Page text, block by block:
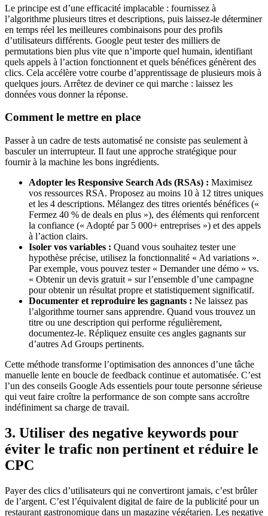
Le principe est d’une efficacité implacable : fournissez à
l’algorithme plusieurs titres et descriptions, puis laissez-le déterminer
en temps réel les meilleures combinaisons pour des profils
d’utilisateurs différents. Google peut tester des milliers de
permutations bien plus vite que n’importe quel humain, identifiant
quels appels à l’action fonctionnent et quels bénéfices génèrent des
clics. Cela accélère votre courbe d’apprentissage de plusieurs mois à
quelques jours. Arrêtez de deviner ce qui marche : laissez les
données vous donner la réponse.
Comment le mettre en place
Passer à un cadre de tests automatisé ne consiste pas seulement à
basculer un interrupteur. Il faut une approche stratégique pour
fournir à la machine les bons ingrédients.
Adopter les Responsive Search Ads (RSAs) : Maximisez
vos ressources RSA. Proposez au moins 10 à 12 titres uniques
et les 4 descriptions. Mélangez des titres orientés bénéfices («
Fermez 40 % de deals en plus »), des éléments qui renforcent
la confiance (« Adopté par 5 000+ entreprises ») et des appels
à l’action clairs.
Isoler vos variables : Quand vous souhaitez tester une
hypothèse précise, utilisez la fonctionnalité « Ad variations ».
Par exemple, vous pouvez tester « Demander une démo » vs.
« Obtenir un devis gratuit » sur l’ensemble d’une campagne
pour obtenir un résultat propre et statistiquement significatif.
Documenter et reproduire les gagnants : Ne laissez pas
l’algorithme tourner sans apprendre. Quand vous trouvez un
titre ou une description qui performe régulièrement,
documentez-le. Répliquez ensuite ces angles gagnants sur
d’autres Ad Groups pertinents.
Cette méthode transforme l’optimisation des annonces d’une tâche
manuelle lente en boucle de feedback continue et automatisée. C’est
l’un des conseils Google Ads essentiels pour toute personne sérieuse
qui veut faire croître la performance de son compte sans accroître
indéfiniment sa charge de travail.
3. Utiliser des negative keywords pour
éviter le trafic non pertinent et réduire le
CPC
Payer des clics d’utilisateurs qui ne convertiront jamais, c’est brûler
de l’argent. C’est l’équivalent digital de faire de la publicité pour un
restaurant gastronomique dans un magazine végétarien. Les negative